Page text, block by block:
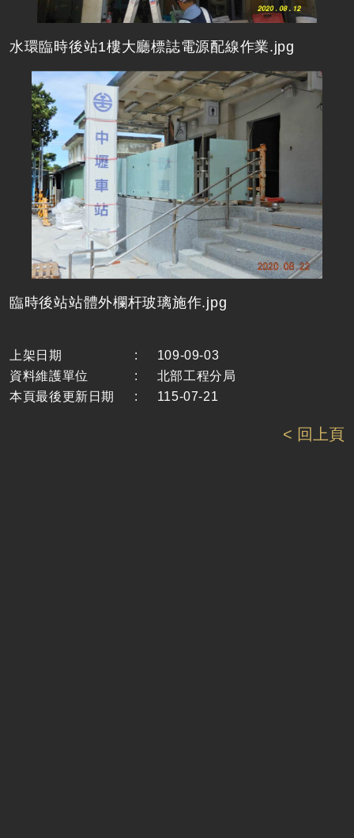
水環臨時後站1樓大廳標誌電源配線作業.jpg
臨時後站站體外欄杆玻璃施作.jpg
上架日期 :
109-09-03
資料維護單位
:
北部工程分局
本頁最後更新日期
: 115-07-21
< 回上頁